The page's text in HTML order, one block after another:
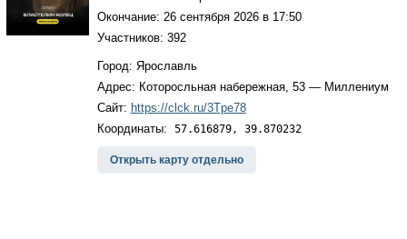
Окончание: 26 сентября 2026 в 17:50
Участников: 392
Город: Ярославль
Адрес: Которосльная набережная, 53 — Миллениум
Сайт: https://clck.ru/3Tpe78
Координаты: 57.616879, 39.870232
Открыть карту отдельно